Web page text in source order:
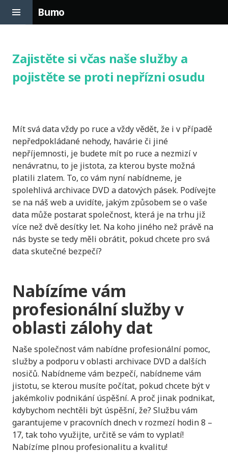
Bumo
content
Zajistěte si včas naše služby a
pojistěte se proti nepřízni osudu
Mít svá data vždy po ruce a vždy vědět, že i v případě
nepředpokládané nehody, havárie či jiné
nepříjemnosti, je budete mít po ruce a nezmizí v
nenávratnu, to je jistota, za kterou byste možná
platili zlatem. To, co vám nyní nabídneme, je
spolehliváarchivace DVD a datových pásek. Podívejte
se na náš web a uvidíte, jakým způsobem se o vaše
data může postarat společnost, která je na trhu již
více než dvě desítky let. Na koho jiného než právě na
nás byste se tedy měli obrátit, pokud chcete pro svá
data skutečné bezpečí?
Nabízíme vám
profesionální služby v
oblasti zálohy dat
Naše společnost vám nabídne profesionální pomoc,
služby a podporu v oblasti archivace DVD a dalších
nosičů. Nabídneme vám bezpečí, nabídneme vám
jistotu, se kterou musíte počítat, pokud chcete být v
jakémkoliv podnikání úspěšní. A proč jinak podnikat,
kdybychom nechtěli být úspěšní, že? Službu vám
garantujeme v pracovních dnech v rozmezí hodin 8 –
17, tak toho využijte, určitě se vám to vyplatí!
Nabízíme plnou profesionalitu a kvalitu!
Sidebar